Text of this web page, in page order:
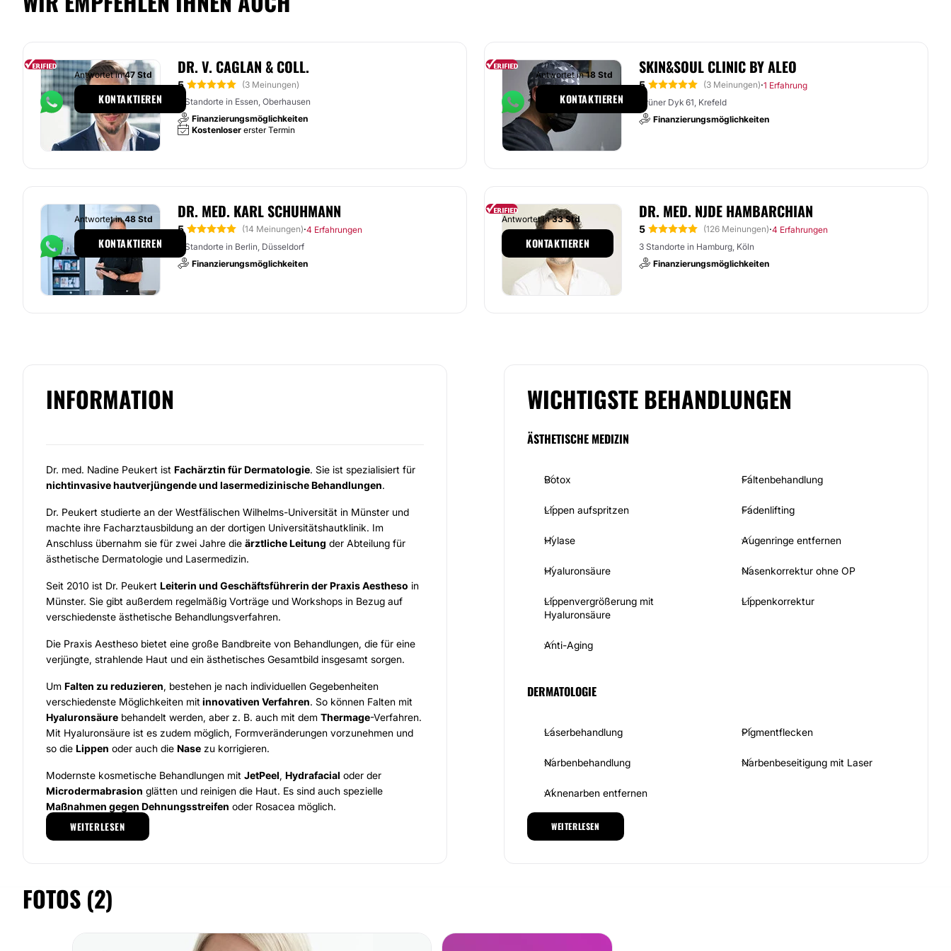
DR. V. CAGLAN & COLL.
5
(3 Meinungen)
3 Standorte in Essen, Oberhausen
Finanzierungsmöglichkeiten
Kostenloser erster Termin
Antwortet in47 Std
KONTAKTIEREN
SKIN&SOUL CLINIC BY ALEO
5 (3 Meinungen)·1 Erfahrung
Grüner Dyk 61, Krefeld
Finanzierungsmöglichkeiten
Antwortet in18 Std
KONTAKTIEREN
DR. MED. KARL SCHUHMANN
5 (14 Meinungen)·4 Erfahrungen
2 Standorte in Berlin, Düsseldorf
Finanzierungsmöglichkeiten
Antwortet in48 Std
KONTAKTIEREN
DR. MED. NJDE HAMBARCHIAN
5 (126 Meinungen)·4 Erfahrungen
3 Standorte in Hamburg, Köln
Finanzierungsmöglichkeiten
Antwortet in33 Std
KONTAKTIEREN
INFORMATION
Dr. med. Nadine Peukert ist Fachärztin für Dermatologie. Sie ist spezialisiert für
nichtinvasive hautverjüngende und lasermedizinische Behandlungen.
Dr. Peukert studierte an der Westfälischen Wilhelms-Universität in Münster und
machte ihre Facharztausbildung an der dortigen Universitätshautklinik. Im
Anschluss übernahm sie für zwei Jahre die ärztliche Leitung der Abteilung für
ästhetische Dermatologie und Lasermedizin.
Seit 2010 ist Dr. Peukert Leiterin und Geschäftsführerin der Praxis Aestheso in
Münster. Sie gibt außerdem regelmäßig Vorträge und Workshops in Bezug auf
verschiedenste ästhetische Behandlungsverfahren.
Die Praxis Aestheso bietet eine große Bandbreite von Behandlungen, die für eine
verjüngte, strahlende Haut und ein ästhetisches Gesamtbild insgesamt sorgen.
Um Falten zu reduzieren, bestehen je nach individuellen Gegebenheiten
verschiedenste Möglichkeiten mit innovativen Verfahren. So können Falten mit
Hyaluronsäure behandelt werden, aber z. B. auch mit dem Thermage-Verfahren.
Mit Hyaluronsäure ist es zudem möglich, Formveränderungen vorzunehmen und
so die Lippen oder auch die Nase zu korrigieren.
Modernste kosmetische Behandlungen mit JetPeel, Hydrafacial oder der
Microdermabrasion glätten und reinigen die Haut. Es sind auch spezielle
Maßnahmen gegen Dehnungsstreifen oder Rosacea möglich.
Mit Lasertherapien
behandelt Dr. Peukert u. a. störenden Haarwuchs,
entfernt werden.
Dr. med. Lena Wefelmeierzum Team von Aestheso. Ein besonderer
WEITERLESEN
WICHTIGSTE BEHANDLUNGEN
ÄSTHETISCHE MEDIZIN
Botox Faltenbehandlung
Lippen aufspritzen Fadenlifting
Hylase Augenringe entfernen
Hyaluronsäure Nasenkorrektur ohne OP
Lippenvergrößerung mit
Hyaluronsäure
Lippenkorrektur
Anti-Aging
DERMATOLOGIE
Laserbehandlung Pigmentflecken
Narbenbehandlung Narbenbeseitigung mit Laser
Aknenarben entfernen
ÄSTHETISCH-KOSMETISCHE BEHANDLUNGEN
WEITERLESEN
FOTOS (2)